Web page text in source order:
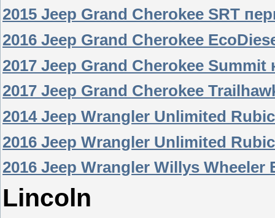
2015 Jeep Grand Cherokee SRT
2016 Jeep Grand Cherokee
2017 Jeep Grand Cherokee Summit
2017 Jeep Grand Cherokee
2014 Jeep Wrangler Unlimited
2016 Jeep Wrangler Unlimited
2016 Jeep Wrangler Willys
Lincoln